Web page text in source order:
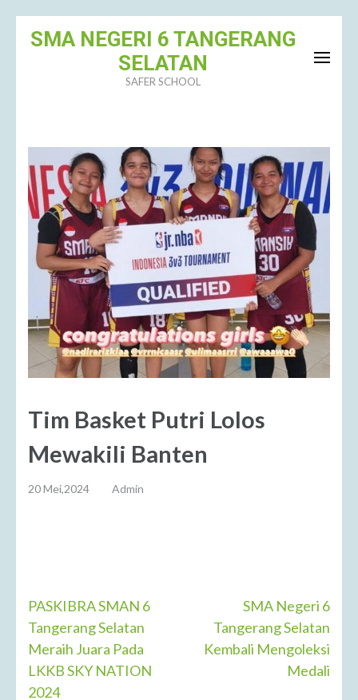
SMA NEGERI 6 TANGERANG
SELATAN
SAFER SCHOOL
Tim Basket Putri Lolos
Mewakili Banten​
20 Mei,2024 Admin
Navigasi
pos
PASKIBRA SMAN 6
Tangerang Selatan
Meraih Juara Pada
LKKB SKY NATION
2024
SMA Negeri 6
Tangerang Selatan
Kembali Mengoleksi
Medali